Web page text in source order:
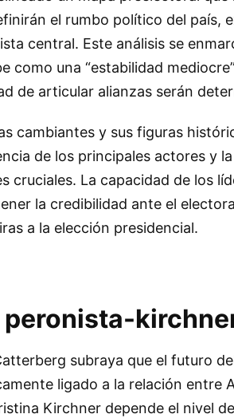
el rumbo político del país,
central. Este análisis se
como una “estabilidad
de articular alianzas serán
cambiantes y sus figuras
de los principales actores y
cruciales. La capacidad de los
la credibilidad ante el
a la elección presidencial.
peronista-
subraya que el futuro
ligado a la relación entre
Kirchner depende el nivel